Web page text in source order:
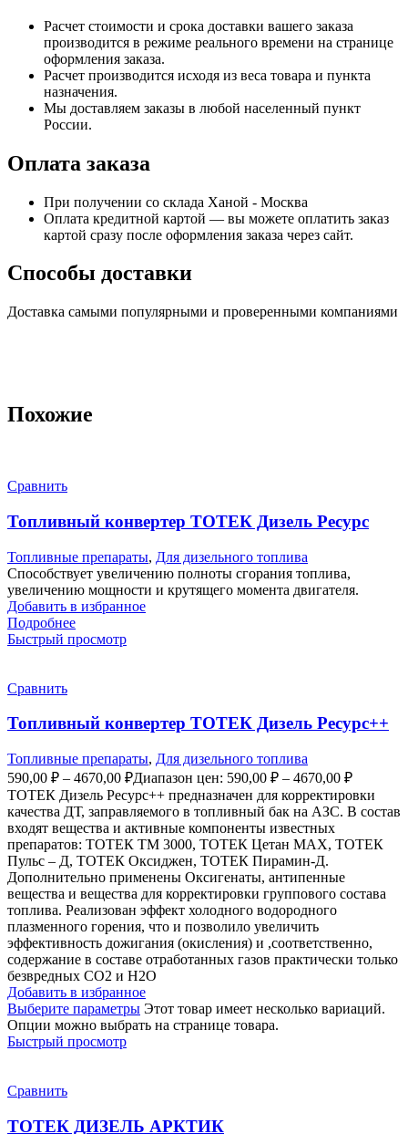
Расчет стоимости и срока доставки вашего заказа
производится в режиме реального времени на странице
оформления заказа.
Расчет производится исходя из веса товара и пункта
назначения.
Мы доставляем заказы в любой населенный пункт
России.
Оплата заказа
При получении со склада Ханой - Москва
Оплата кредитной картой — вы можете оплатить заказ
картой сразу после оформления заказа через сайт.
Способы доставки
Доставка самыми популярными и проверенными компаниями
Похожие
Сравнить
Топливный конвертер ТОТЕК Дизель Ресурс
Топливные препараты, Для дизельного топлива
Способствует увеличению полноты сгорания топлива,
увеличению мощности и крутящего момента двигателя.
Добавить в избранное
Подробнее
Быстрый просмотр
Сравнить
Топливный конвертер ТОТЕК Дизель Ресурс++
Топливные препараты, Для дизельного топлива
590,00 ₽ – 4670,00 ₽Диапазон цен: 590,00 ₽ – 4670,00 ₽
ТОТЕК Дизель Ресурс++ предназначен для корректировки
качества ДТ, заправляемого в топливный бак на АЗС. В состав
входят вещества и активные компоненты известных
препаратов: ТОТЕК ТМ 3000, ТОТЕК Цетан МАХ, ТОТЕК
Пульс – Д, ТОТЕК Оксиджен, ТОТЕК Пирамин-Д.
Дополнительно применены Оксигенаты, антипенные
вещества и вещества для корректировки группового состава
топлива. Реализован эффект холодного водородного
плазменного горения, что и позволило увеличить
эффективность дожигания (окисления) и ,соответственно,
содержание в составе отработанных газов практически только
безвредных СО2 и Н2О
Добавить в избранное
Выберите параметры Этот товар имеет несколько вариаций.
Опции можно выбрать на странице товара.
Быстрый просмотр
Сравнить
ТОТЕК ДИЗЕЛЬ АРКТИК